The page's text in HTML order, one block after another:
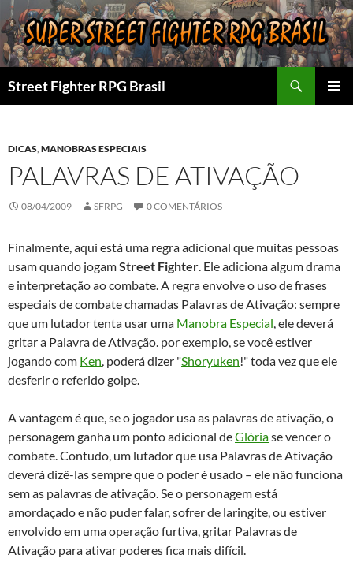
Pular
para
o
conteúdo
Street Fighter RPG Brasil
DICAS,MANOBRAS ESPECIAIS
PALAVRAS DE ATIVAÇÃO
08/04/2009 SFRPG 0 COMENTÁRIOS
Finalmente, aqui está uma regra adicional que muitas pessoas
usam quando jogamStreet Fighter. Ele adiciona algum drama
e interpretação ao combate. A regra envolve o uso de frases
especiais de combate chamadas Palavras de Ativação: sempre
que um lutador tenta usar uma Manobra Especial, ele deverá
gritar a Palavra de Ativação. por exemplo, se você estiver
jogando com Ken, poderá dizer "Shoryuken!" toda vez que ele
desferir o referido golpe.
A vantagem é que, se o jogador usa as palavras de ativação, o
personagem ganha um ponto adicional deGlóriase vencer o
combate. Contudo, um lutador que usa Palavras de Ativação
deverá dizê-las sempre que o poder é usado – ele não funciona
sem as palavras de ativação. Se o personagem está
amordaçado e não puder falar, sofrer de laringite, ou estiver
envolvido em uma operação furtiva, gritar Palavras de
Ativação para ativar poderes fica mais difícil.